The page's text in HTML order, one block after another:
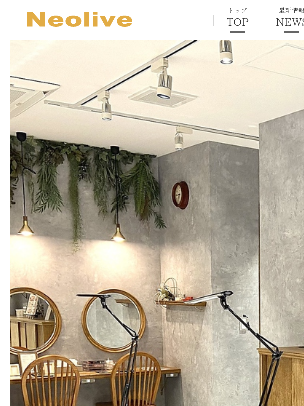
トップ
TOP
最新情報